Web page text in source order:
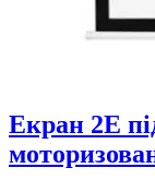
Екран 2E